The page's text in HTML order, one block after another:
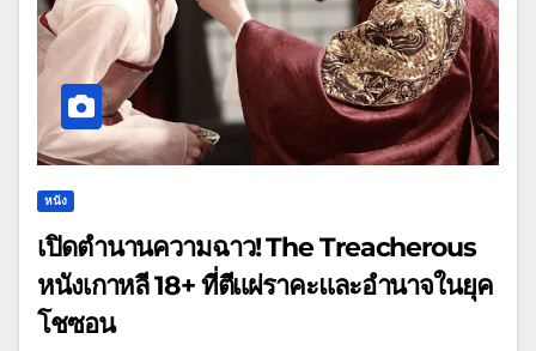
หนัง
เปิดตำนานความฉาว! The Treacherous
หนังเกาหลี 18+ ที่ตีแผ่ราคะและอำนาจในยุค
โชซอน